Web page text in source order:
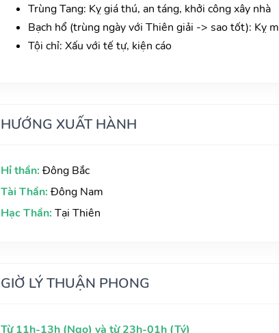
Trùng Tang: Kỵ giá thú, an táng, khởi công xây nhà
Bạch hổ (trùng ngày với Thiên giải -> sao tốt): Kỵ
Tội chỉ: Xấu với tế tự, kiện cáo
HƯỚNG XUẤT HÀNH
Hỉ thần: Đông Bắc
Tài Thần: Đông Nam
Hạc Thần: Tại Thiên
GIỜ LÝ THUẬN PHONG
Từ 11h-13h (Ngọ) và từ 23h-01h (Tý)